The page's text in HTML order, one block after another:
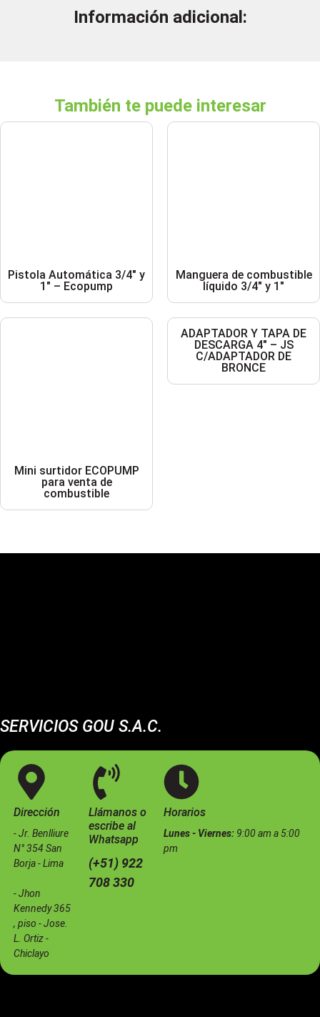
Información adicional:
También te puede interesar
Pistola Automática 3/4″ y
1″ – Ecopump
Manguera de combustible
líquido 3/4″ y 1″
Mini surtidor ECOPUMP
para venta de
combustible
ADAPTADOR Y TAPA DE
DESCARGA 4″ – JS
C/ADAPTADOR DE
BRONCE
SERVICIOS GOU S.A.C.
Somos una empresa especializada en el mantenimiento de
estaciones de servicio e instalaciones industriales.
Dirección
- Jr. Benlliure
N° 354 San
Borja - Lima
- Jhon
Kennedy 365
, piso - Jose.
L. Ortiz -
Chiclayo
Llámanos o
escribe al
Whatsapp
(+51) 922
708 330
Horarios
Lunes - Viernes:9:00 am a 5:00
pm